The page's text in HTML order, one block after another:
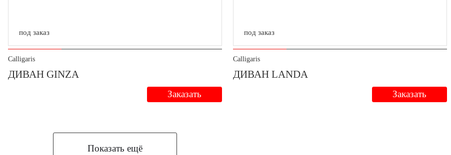
под заказ
Calligaris
ДИВАН GINZA
Заказать
под заказ
Calligaris
ДИВАН LANDA
Заказать
Показать ещё